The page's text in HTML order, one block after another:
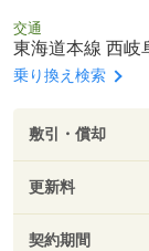
交通
東海道本線 西岐
乗り換え検索
敷引・償却
更新料
契約期間